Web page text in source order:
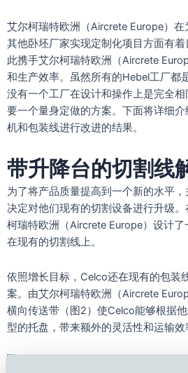
艾尔柯瑞特欧洲（Aircrete Europe）
其他卧坯厂家实现定制化项目方面有
此携手艾尔柯瑞特欧洲（Aircrete
和生产效率。虽然所有的Hebel工厂都
没有一个工厂在设计和操作上是完全
要一个量身定做的方案。下面将详细
机和包装线进行改进的结果。
带升降台的切割线
为了将产品质量提高到一个新的水平
决定对他们现有的切割设备进行升级
柯瑞特欧洲（Aircrete Europe）设计
在现有的切割线上。
依照增长目标，Celco还在现有的包装
案。由艾尔柯瑞特欧洲（Aircrete
横向传送带（图2）使Celco能够根据
型的托盘，带来额外的灵活性和运输效